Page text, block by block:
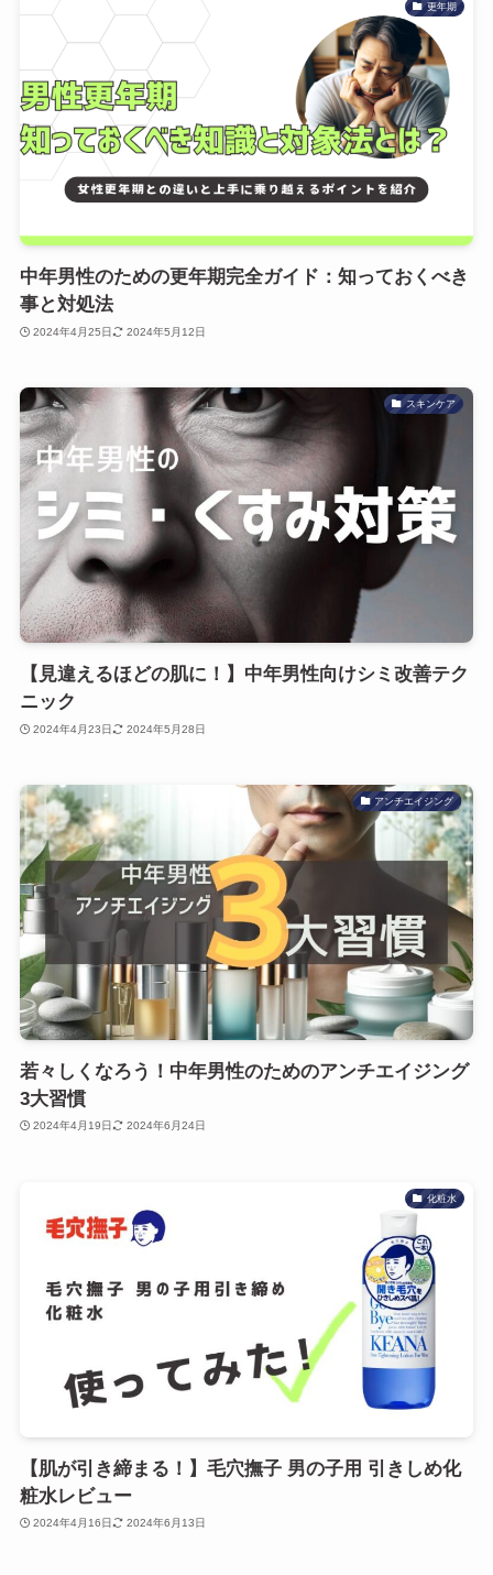
更年期
中年男性のための更年期完全ガイド：知っておくべき
事と対処法
2024年4月25日 2024年5月12日
スキンケア
【見違えるほどの肌に！】中年男性向けシミ改善テク
ニック
2024年4月23日 2024年5月28日
アンチエイジング
若々しくなろう！中年男性のためのアンチエイジング
3大習慣
2024年4月19日 2024年6月24日
化粧水
【肌が引き締まる！】毛穴撫子 男の子用 引きしめ化
粧水レビュー
2024年4月16日 2024年6月13日